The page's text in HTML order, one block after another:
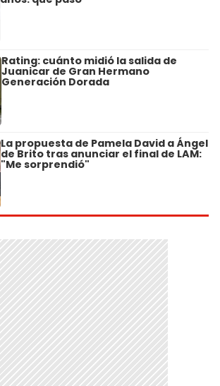
Rating: cuánto midió la salida de
Juanicar de Gran Hermano
Generación Dorada
La propuesta de Pamela David a Ángel
de Brito tras anunciar el final de LAM:
"Me sorprendió"